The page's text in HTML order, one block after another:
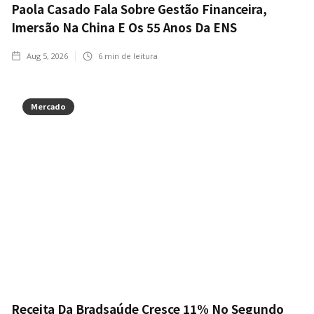
Paola Casado Fala Sobre Gestão Financeira,
Imersão Na China E Os 55 Anos Da ENS
Aug 5, 2026 6 min de leitura
Mercado
Receita Da Bradsaúde Cresce 11% No Segundo